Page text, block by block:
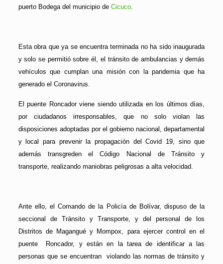
puerto Bodega del municipio de Cicuco.
Esta obra que ya se encuentra terminada no ha sido inaugurada
y solo se permitió sobre él, el tránsito de ambulancias y demás
vehículos que cumplan una misión con la pandemia que ha
generado el Coronavirus.
El puente Roncador viene siendo utilizada en los últimos días,
por ciudadanos irresponsables, que no solo violan las
disposiciones adoptadas por el gobierno nacional, departamental
y local para prevenir la propagación del Covid 19, sino que
además transgreden el Código Nacional de Tránsito y
transporte, realizando maniobras peligrosas a alta velocidad.
Ante ello, el Comando de la Policía de Bolívar, dispuso de la
seccional de Tránsito y Transporte, y del personal de los
Distritos de Magangué y Mompox, para ejercer control en el
puente Roncador, y están en la tarea de identificar a las
personas que se encuentran violando las normas de tránsito y